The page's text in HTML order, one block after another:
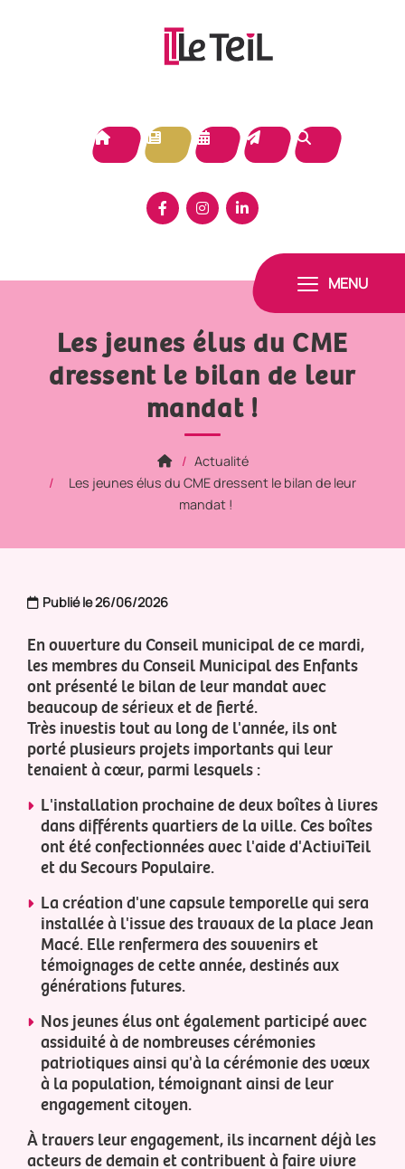
MENU
Les jeunes élus du CME
dressent le bilan de leur
mandat !
Actualité
Les jeunes élus du CME dressent le bilan de leur
mandat !
Publié le 26/06/2026
En ouverture du Conseil municipal de ce mardi,
les membres du Conseil Municipal des Enfants
ont présenté le bilan de leur mandat avec
beaucoup de sérieux et de fierté.
Très investis tout au long de l'année, ils ont
porté plusieurs projets importants qui leur
tenaient à cœur, parmi lesquels :
L'installation prochaine de deux boîtes à livres
dans différents quartiers de la ville. Ces boîtes
ont été confectionnées avec l'aide d'ActiviTeil
et du Secours Populaire.
La création d'une capsule temporelle qui sera
installée à l'issue des travaux de la place Jean
Macé. Elle renfermera des souvenirs et
témoignages de cette année, destinés aux
générations futures.
Nos jeunes élus ont également participé avec
assiduité à de nombreuses cérémonies
patriotiques ainsi qu'à la cérémonie des vœux
à la population, témoignant ainsi de leur
engagement citoyen.
À travers leur engagement, ils incarnent déjà les
acteurs de demain et contribuent à faire vivre